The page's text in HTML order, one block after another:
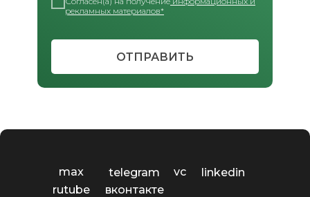
рекламных материалов*
ОТПРАВИТЬ
max telegram vc
linkedin
rutube
вконтакте